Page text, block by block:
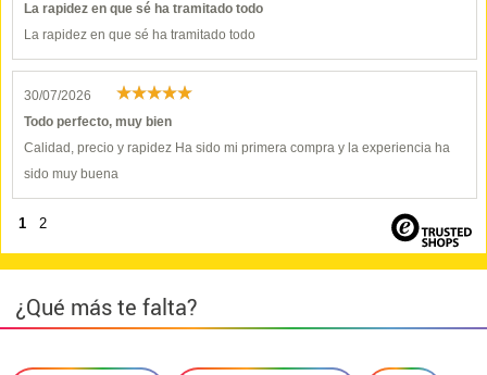
La rapidez en que sé ha tramitado todo
La rapidez en que sé ha tramitado todo
30/07/2026
Todo perfecto, muy bien
Calidad, precio y rapidez Ha sido mi primera compra y la experiencia ha
sido muy buena
1 2
¿Qué más te falta?